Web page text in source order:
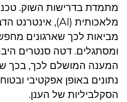
מתמדת בדרישות השוק.
מביאות לכך שארגונים
ומסתגלים. דטה סנטרים
המענה המושלם לכך, בכך
נתונים באופן אפקטיבי
הסקלביליות של הענן.